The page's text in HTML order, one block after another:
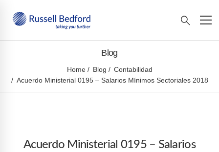
Blog
Home Blog
Contabilidad
Acuerdo Ministerial 0195 – Salarios Mínimos Sectoriales 2018
Acuerdo Ministerial 0195 – Salarios